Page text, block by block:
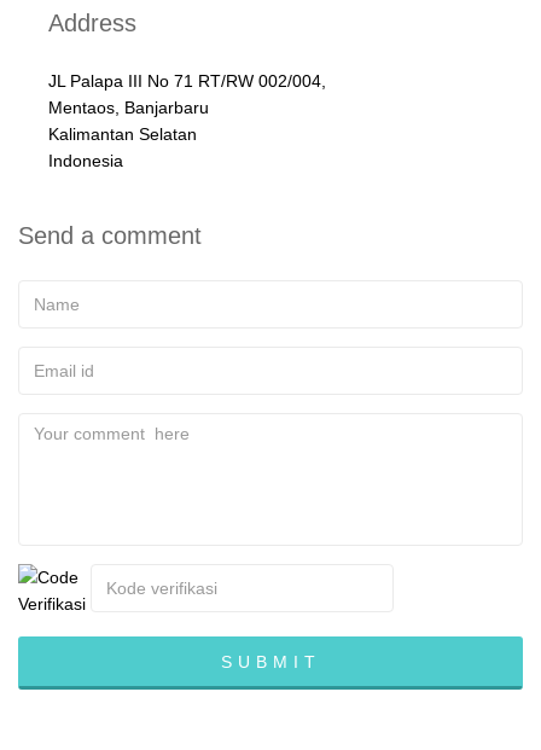
Address
JL Palapa III No 71 RT/RW 002/004,
Mentaos, Banjarbaru
Kalimantan Selatan
Indonesia
Send a comment